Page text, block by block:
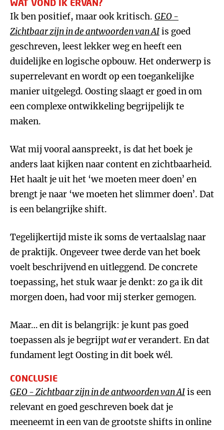
WAT VOND IK ERVAN?
Ik ben positief, maar ook kritisch. GEO -
Zichtbaar zijn in de antwoorden van AIis goed
geschreven, leest lekker weg en heeft een
duidelijke en logische opbouw. Het onderwerp is
superrelevant en wordt op een toegankelijke
manier uitgelegd. Oosting slaagt er goed in om
een complexe ontwikkeling begrijpelijk te
maken.
Wat mij vooral aanspreekt, is dat het boek je
anders laat kijken naar content en zichtbaarheid.
Het haalt je uit het ‘we moeten meer doen’ en
brengt je naar ‘we moeten het slimmer doen’. Dat
is een belangrijke shift.
Tegelijkertijd miste ik soms de vertaalslag naar
de praktijk. Ongeveer twee derde van het boek
voelt beschrijvend en uitleggend. De concrete
toepassing, het stuk waar je denkt: zo ga ik dit
morgen doen, had voor mij sterker gemogen.
Maar… en dit is belangrijk: je kunt pas goed
toepassen als je begrijptwater verandert. En dat
fundament legt Oosting in dit boek wél.
CONCLUSIE
GEO - Zichtbaar zijn in de antwoorden van AIis een
relevant en goed geschreven boek dat je
meeneemt in een van de grootste shifts in online